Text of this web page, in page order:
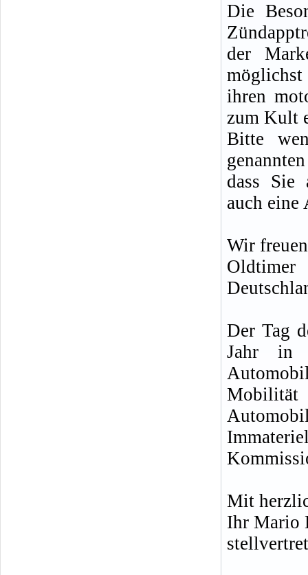
Die
der
ihren
zum Kult
Bitte
dass Sie
auch eine
Wir
Der Tag
Jahr in
Mobilität
Mit
Ihr Mario